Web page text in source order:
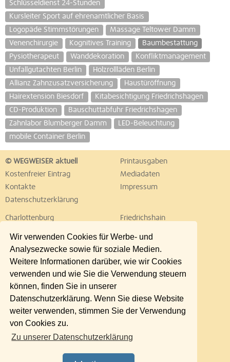
Wir verwenden Cookies für Werbe- und
Analysezwecke sowie für soziale Medien.
Weitere Informationen darüber, wie wir Cookies
verwenden und wie Sie die Verwendung steuern
können, finden Sie in unserer
Datenschutzerklärung. Wenn Sie diese Website
weiter verwenden, stimmen Sie der Verwendung
von Cookies zu.
Zu unserer Datenschutzerklärung
Schlüsseldienst 24-Stunden
Kursleiter Sport auf ehrenamtlicher Basis
Logopäde Stimmstörungen
Massage Teltower Damm
Venenchirurgie
Kognitives Training
Baumbestattung
Pysiotherapeut
Wanddekoration
Konfliktmanagement
Unfallgutachten Berlin
Holzrollläden Berlin
Allianz Zahnzusatzversicherung
Haustüröffnung
Hairextension Biesdorf
Kitabesichtigung Friedrichshagen
CD-Produktion
Bauschuttabfuhr Friedrichshagen
Zahnlabor Blumberger Damm
LED-Beleuchtung
mobile Container Berlin
© WEGWEISER aktuell
Printausgaben
Kostenfreier Eintrag
Mediadaten
Kontakte
Impressum
Datenschutzerklärung
Charlottenburg
Friedrichshain
Lichtenberg
Marzahn
Neukölln
Pankow
Reinickendorf
Schöneberg
Spandau
Steglitz
Tempelhof
Treptow
Umland Ost